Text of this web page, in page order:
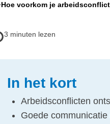
Hoe voorkom je
3 minuten lezen
In het kort
Arbeidsconflicten
Goede